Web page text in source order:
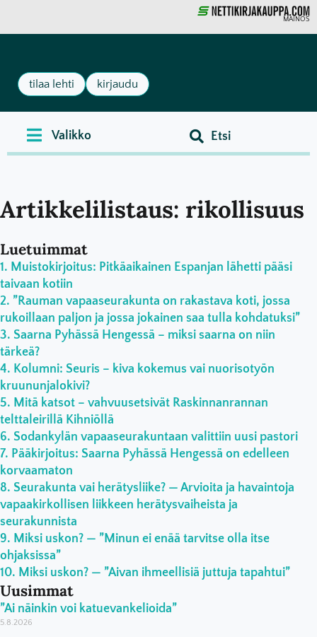
MAINOS
tilaa lehti kirjaudu
Artikkelilistaus: rikollisuus
Luetuimmat
Muistokirjoitus: Pitkäaikainen Espanjan lähetti pääsi
taivaan kotiin
”Rauman vapaaseurakunta on rakastava koti, jossa
rukoillaan paljon ja jossa jokainen saa tulla kohdatuksi”
Saarna Pyhässä Hengessä – miksi saarna on niin
tärkeä?
Kolumni: Seuris – kiva kokemus vai nuorisotyön
kruununjalokivi?
Mitä katsot – vahvuusetsivät Raskinnanrannan
telttaleirillä Kihniöllä
Sodankylän vapaaseurakuntaan valittiin uusi pastori
Pääkirjoitus: Saarna Pyhässä Hengessä on edelleen
korvaamaton
Seurakunta vai herätysliike? — Arvioita ja havaintoja
vapaakirkollisen liikkeen herätysvaiheista ja
seurakunnista
Miksi uskon? — ”Minun ei enää tarvitse olla itse
ohjaksissa”
Miksi uskon? — ”Aivan ihmeellisiä juttuja tapahtui”
Uusimmat
”Ai näinkin voi katuevankelioida”
5.8.2026